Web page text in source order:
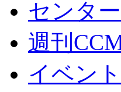
センタ
週刊
イベント